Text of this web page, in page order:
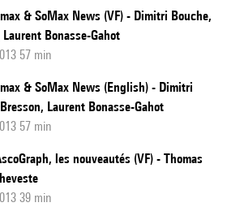
& SoMax News (VF) - Dimitri Bouche,
Bonasse-Gahot
57 min
& SoMax News (English) - Dimitri
Laurent Bonasse-Gahot
57 min
les nouveautés (VF) - Thomas
39 min